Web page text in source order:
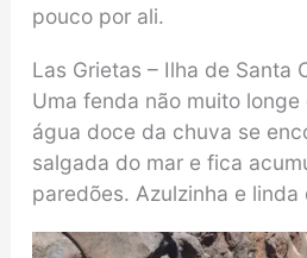
pouco por ali.
Las Grietas – Ilha de Santa
Uma fenda não muito longe
água doce da chuva se
salgada do mar e fica
paredões. Azulzinha e linda